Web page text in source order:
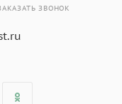
ЗВОНОК